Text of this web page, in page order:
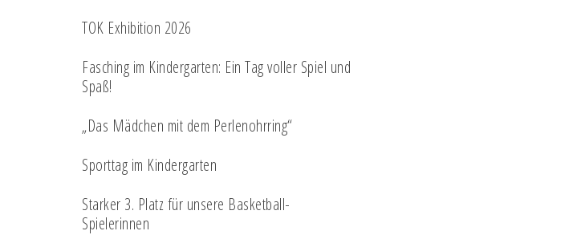
TOK Exhibition 2026
Fasching im Kindergarten: Ein Tag voller Spiel und
Spaß!
„Das Mädchen mit dem Perlenohrring“
Sporttag im Kindergarten
Starker 3. Platz für unsere Basketball-
Spielerinnen